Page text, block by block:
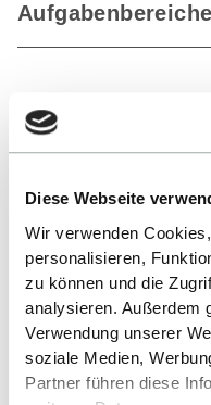
Diese Webseite
Wir verwenden
personalisieren,
zu können und die
analysieren. Außerdem
Verwendung unserer
soziale Medien,
Partner führen diese
Aufgabenbereiche
ZURÜCK ZUR
Nach